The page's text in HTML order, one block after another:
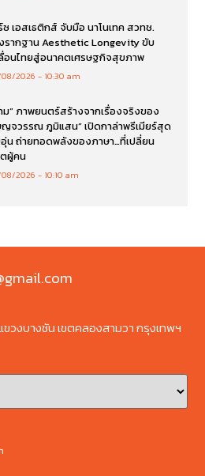
ซ เอสเธติกส์ จับมือ นาโนเทค สวทช.
รากฐาน Aesthetic Longevity ขับ
อนไทยสู่อนาคตเศรษฐกิจสุขภาพ
08/2026 10:30 am
ม” ภาพยนตร์สร้างจากเรื่องจริงของ
ญจวรรณ ภูมิแสน” เปิดกาล่าพรีเมียร์สุด
น ถ่ายทอดพลังของภาษา…ที่เปลี่ยน
ผู้คน
08/2026 10:10 am
วงบางชัน เขตคลองสามวา กรุงเทพฯ